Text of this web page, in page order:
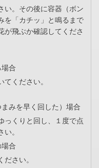
い。その後に容器（ボン
を「カチッ」と鳴るまで
が飛ぶか確認してくださ
合
ください。
みを早く回した）場合
っくりと回し、１度で点
。
合
さい。